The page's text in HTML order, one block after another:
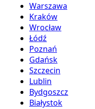
Warszawa
Kraków
Wrocław
Łódź
Poznań
Gdańsk
Szczecin
Lublin
Bydgoszcz
Białystok